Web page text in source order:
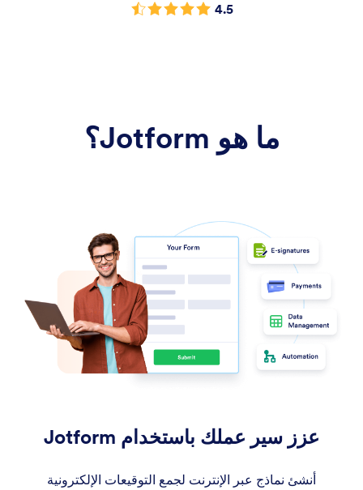
4.5
ما هو Jotform؟
عزز سير عملك باستخدام Jotform
أنشئ نماذج عبر الإنترنت لجمع التوقيعات الإلكترونية